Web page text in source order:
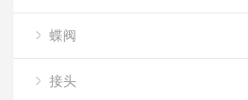
蝶阀
接头